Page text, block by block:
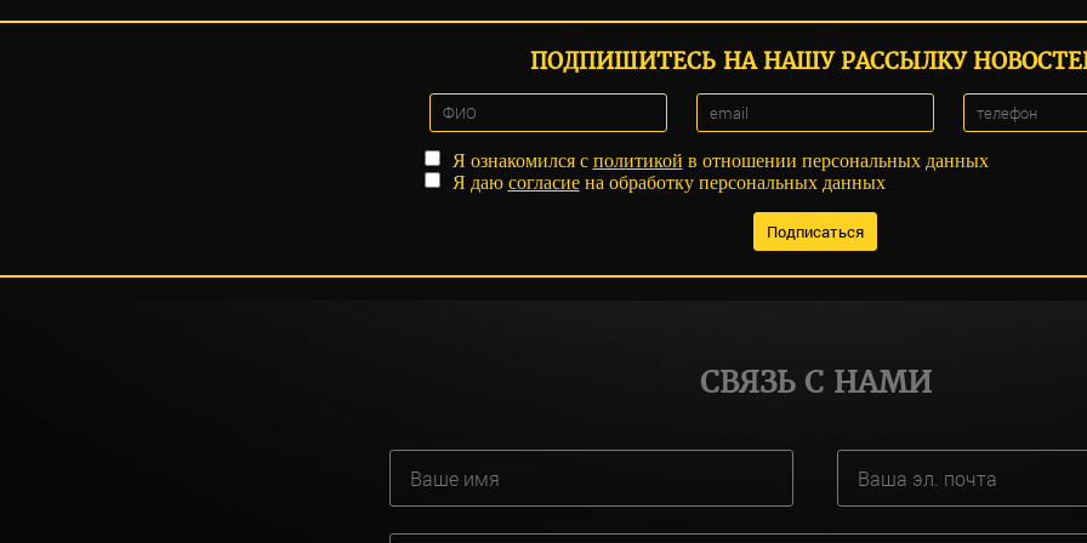
ПОДПИШИТЕСЬ НА НАШУ РАССЫЛКУ
Я ознакомился с политикой в отношении персональных данных
Я даю согласиена обработку персональных данных
СВЯЗЬ С НАМИ